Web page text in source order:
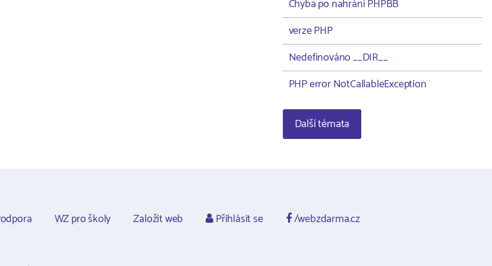
Chyba po nahrání PHPBB
verze PHP
Nedefinováno __DIR__
PHP error NotCallableException
Další témata
WZ pro školy Založit web Přihlásit se /webzdarma.cz